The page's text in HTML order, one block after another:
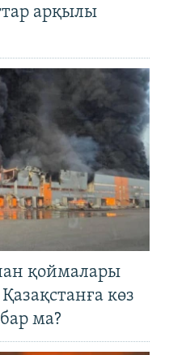
арқылы
қоймалары
көз
ма?